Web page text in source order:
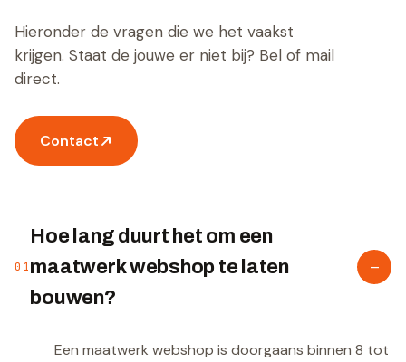
Hieronder de vragen die we het vaakst
krijgen. Staat de jouwe er niet bij? Bel of mail
direct.
Contact
01
Hoe lang duurt het om een
maatwerk webshop te laten
bouwen?
–
Een maatwerk webshop is doorgaans binnen 8 tot